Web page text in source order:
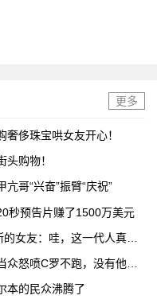
更多
侈珠宝哄女友开心！
购物！
哥“兴奋”振臂“庆祝”
秒预告片赚了1500万美元
女友：哇，这一代人真劲
怒喷C罗不跑，没有他不
本的民众沸腾了